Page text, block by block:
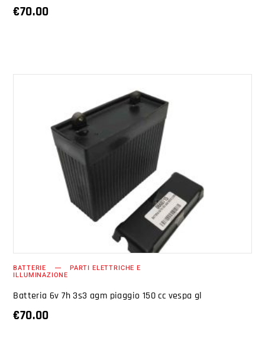
€70.00
AGGIUNGI AL CARRELLO
BATTERIE PARTI ELETTRICHE E
ILLUMINAZIONE
Batteria 6v 7h 3s3 agm piaggio 150 cc vespa gl
€70.00